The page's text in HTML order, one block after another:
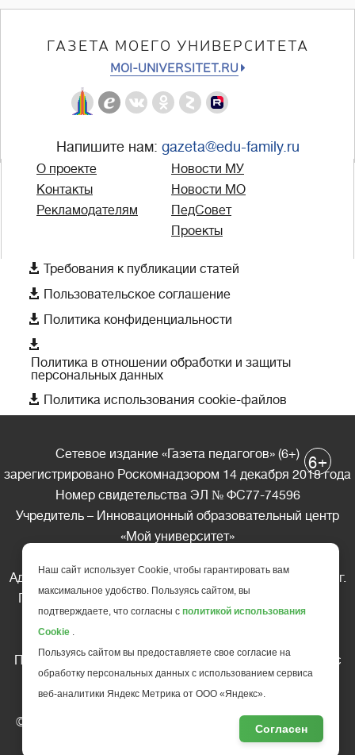
ГАЗЕТА МОЕГО УНИВЕРСИТЕТА
MOI-UNIVERSITET.RU
Напишите нам: gazeta@edu-family.ru
О проекте
Контакты
Рекламодателям
Новости МУ
Новости МО
ПедСовет
Проекты
 Требования к публикации статей
 Пользовательское соглашение
 Политика конфиденциальности

Политика в отношении обработки и защиты
персональных данных
 Политика использования cookie-файлов
Сетевое издание «Газета педагогов» (6+)
зарегистрировано Роскомнадзором 14 декабря 2018 года
Номер свидетельства ЭЛ № ФС77-74596
Учредитель – Инновационный образовательный центр
«Мой университет»
Адрес редакции: 185035 Россия, Республика Карелия, г.
Петрозаводск, ул. Фридриха Энгельса д.10, офис 211
Телефон редакции: +7 (499) 685-10-45
Перепечатка материалов газеты допускается только c
письменного разрешения редакции
Ссылка на «Газету педагогов» обязательна.
© АНО ДПО "Инновационный образовательный центр
повышения квалификации и переподготовки "Мой
6+
Наш сайт использует Cookie, чтобы гарантировать вам
максимальное удобство. Пользуясь сайтом, вы
подтверждаете, что согласны с политикой использования
Cookie .
Пользуясь сайтом вы предоставляете свое согласие на
обработку персональных данных с использованием сервиса
веб-аналитики Яндекс Метрика от ООО «Яндекс».
Согласен